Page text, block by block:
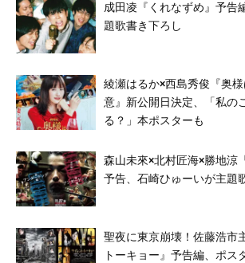
成田凌『くれなずめ』予告
題歌書き下ろし
綾瀬はるか×西島秀俊『奥
意』新公開日決定、「私の
る？」本ポスターも
森山未來×北村匠海×勝地涼
予告、石崎ひゅーいが主題
聖夜に東京崩壊！佐藤浩市
トーキョー』予告編、ポス